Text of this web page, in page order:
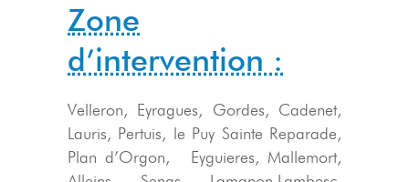
Zone
d’intervention :
Velleron, Eyragues, Gordes, Cadenet,
Lauris, Pertuis, le Puy Sainte Reparade,
Plan d’Orgon, Eyguieres, Mallemort,